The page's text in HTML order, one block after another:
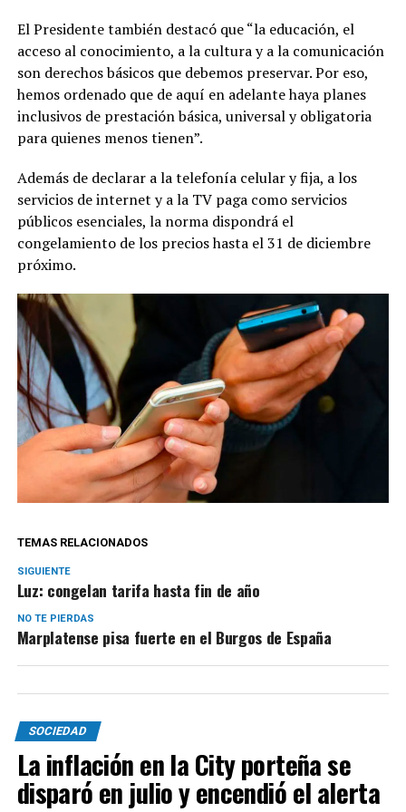
El Presidente también destacó que “la educación, el
acceso al conocimiento, a la cultura y a la comunicación
son derechos básicos que debemos preservar. Por eso,
hemos ordenado que de aquí en adelante haya planes
inclusivos de prestación básica, universal y obligatoria
para quienes menos tienen”.
Además de declarar a la telefonía celular y fija, a los
servicios de internet y a la TV paga como servicios
públicos esenciales, la norma dispondrá el
congelamiento de los precios hasta el 31 de diciembre
próximo.
TEMAS RELACIONADOS
SIGUIENTE
Luz: congelan tarifa hasta fin de año
NO TE PIERDAS
Marplatense pisa fuerte en el Burgos de España
SOCIEDAD
La inflación en la City porteña se
disparó en julio y encendió el alerta